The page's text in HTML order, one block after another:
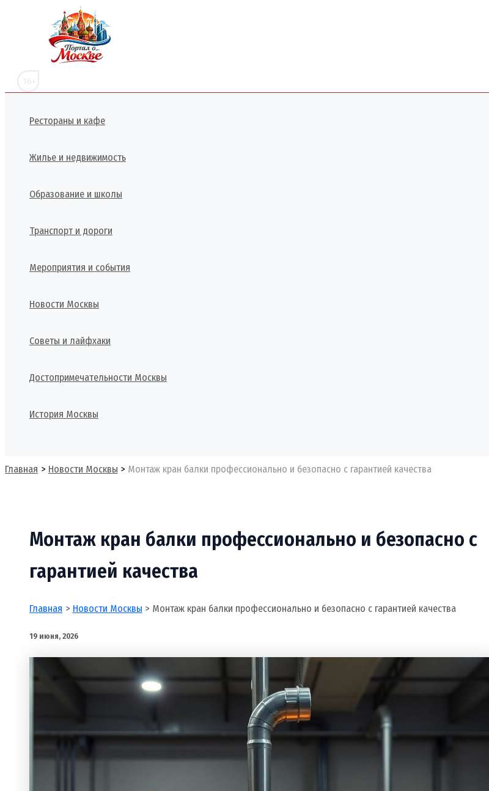
содержимому
Рестораны и кафе
Жилье и недвижимость
Образование и школы
Транспорт и дороги
Мероприятия и события
Новости Москвы
Советы и лайфхаки
Достопримечательности Москвы
История Москвы
Главная Новости Москвы Монтаж кран балки профессионально и безопасно с гарантией качества
Монтаж кран балки профессионально и безопасно с
гарантией качества
Главная Новости Москвы Монтаж кран балки профессионально и безопасно с гарантией качества
19 июня, 2026